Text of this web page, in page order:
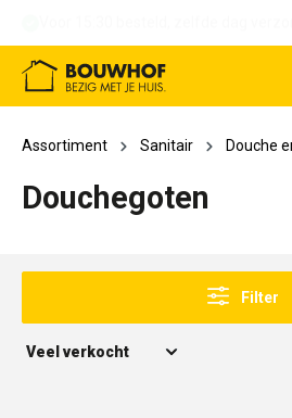
Assortiment Sanitair Douche
Douchegoten
Filter